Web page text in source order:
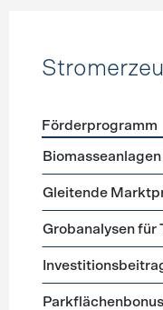
Förderprogramme
Förderprogramm
Biomasseanlagen
Gleitende
Grobanalysen
Parkflächenbonus